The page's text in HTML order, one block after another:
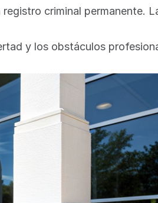
criminal permanente.
y los obstáculos